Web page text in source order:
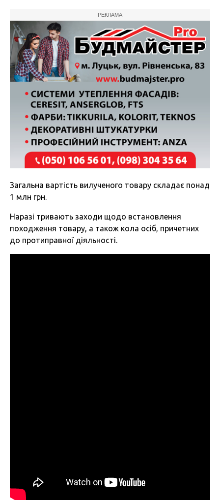
РЕКЛАМА
Загальна вартість вилученого товару складає понад
1 млн грн.
Наразі тривають заходи щодо встановлення
походження товару, а також кола осіб, причетних
до протиправної діяльності.